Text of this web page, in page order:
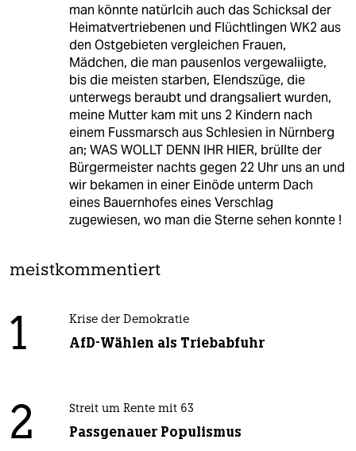
man könnte natürlcih auch das Schicksal der
Heimatvertriebenen und Flüchtlingen WK2 aus
den Ostgebieten vergleichen Frauen,
Mädchen, die man pausenlos vergewaliigte,
bis die meisten starben, Elendszüge, die
unterwegs beraubt und drangsaliert wurden,
meine Mutter kam mit uns 2 Kindern nach
einem Fussmarsch aus Schlesien in Nürnberg
an; WAS WOLLT DENN IHR HIER, brüllte der
Bürgermeister nachts gegen 22 Uhr uns an und
wir bekamen in einer Einöde unterm Dach
eines Bauernhofes eines Verschlag
zugewiesen, wo man die Sterne sehen konnte !
meistkommentiert
1 Krise der Demokratie
AfD-Wählen als Triebabfuhr
2 Streit um Rente mit 63
Passgenauer Populismus